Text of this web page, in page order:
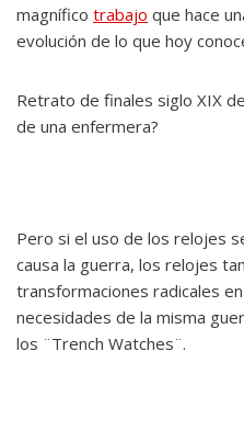
magnífico trabajo que hace
evolución de lo que hoy
Retrato de finales siglo XIX
de una enfermera?
Pero si el uso de los relojes
causa la guerra, los relojes
transformaciones radicales
necesidades de la misma
los ¨Trench Watches¨.